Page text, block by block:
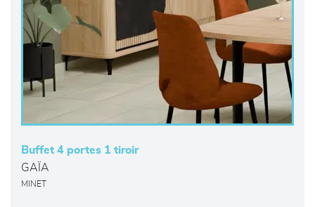
Buffet 4 portes 1 tiroir
GAÏA
MINET